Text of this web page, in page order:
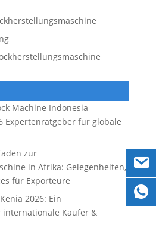
Machine Indonesia
Expertenratgeber für globale
zur
in Afrika: Gelegenheiten,
für Exporteure
2026: Ein
Käufer &